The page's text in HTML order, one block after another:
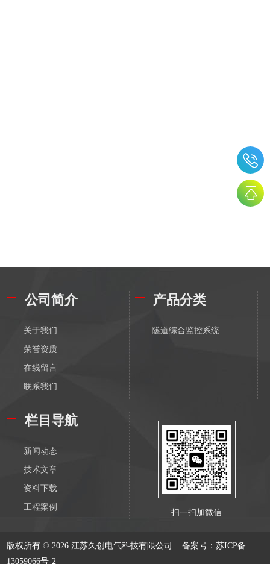
公司简介
关于我们
荣誉资质
在线留言
联系我们
产品分类
隧道综合监控系统
栏目导航
新闻动态
技术文章
资料下载
工程案例
扫一扫加微信
版权所有 © 2026 江苏久创电气科技有限公司备案号：苏ICP备
13059066号-2